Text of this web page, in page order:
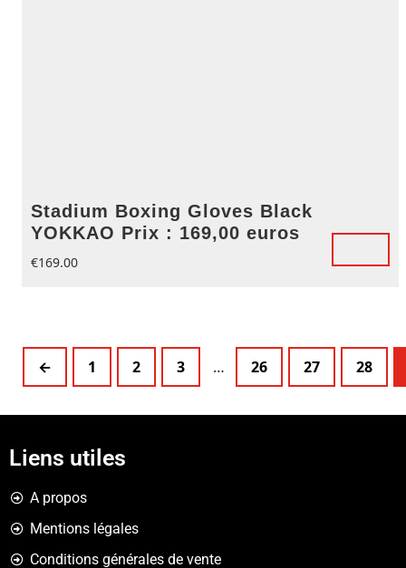
Stadium Boxing Gloves Black
YOKKAO Prix : 169,00 euros
€169.00
← 1 2 3 … 26 27 28
Liens utiles
A propos
Mentions légales
Conditions générales de vente